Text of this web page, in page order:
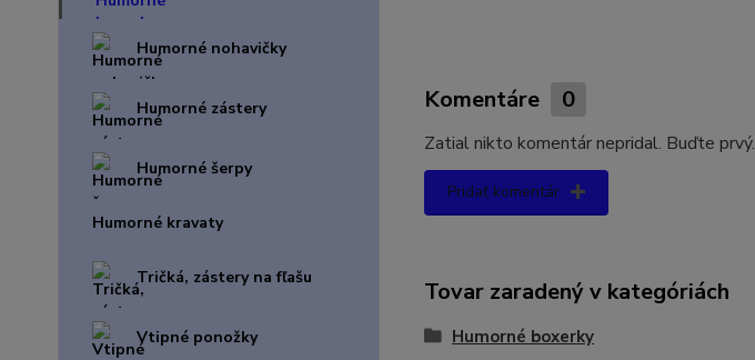
Humorné nohavičky
Humorné zástery
Humorné šerpy
Humorné kravaty
Tričká, zástery na fľašu
Vtipné ponožky
Komentáre 0
Zatial nikto komentár nepridal. Buďte prvý.
Pridať komentár
Tovar zaradený v kategóriách
Humorné boxerky